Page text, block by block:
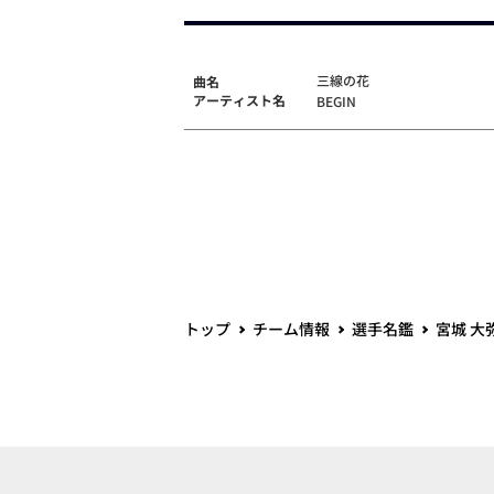
曲名
アーティスト名
三線の花
BEGIN
トップ チーム情報 選手名鑑 宮城 大